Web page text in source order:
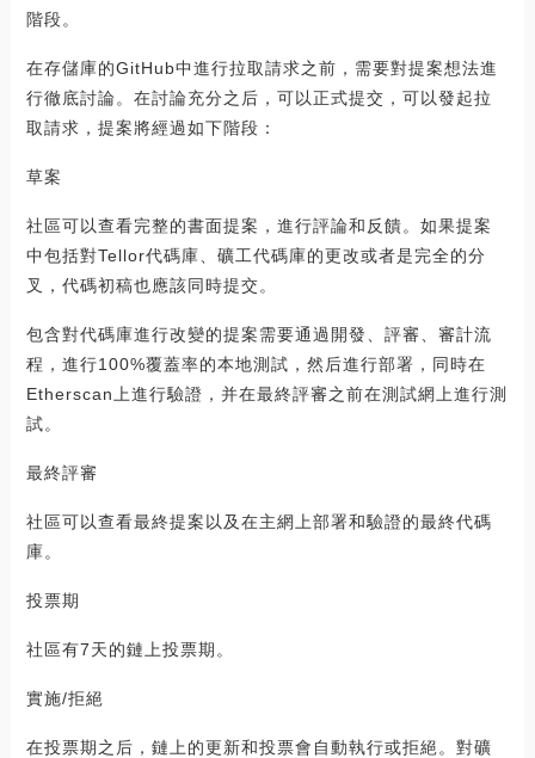
階段。
在存儲庫的GitHub中進行拉取請求之前，需要對提案想法進
行徹底討論。在討論充分之后，可以正式提交，可以發起拉
取請求，提案將經過如下階段：
草案
社區可以查看完整的書面提案，進行評論和反饋。如果提案
中包括對Tellor代碼庫、礦工代碼庫的更改或者是完全的分
叉，代碼初稿也應該同時提交。
包含對代碼庫進行改變的提案需要通過開發、評審、審計流
程，進行100%覆蓋率的本地測試，然后進行部署，同時在
Etherscan上進行驗證，并在最終評審之前在測試網上進行測
試。
最終評審
社區可以查看最終提案以及在主網上部署和驗證的最終代碼
庫。
投票期
社區有7天的鏈上投票期。
實施/拒絕
在投票期之后，鏈上的更新和投票會自動執行或拒絕。對礦